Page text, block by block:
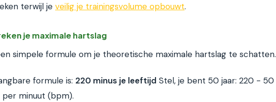
terwijl je veilig je trainingsvolume opbouwt.
je maximale hartslag
simpele formule om je theoretische maximale hartslag te schatten.
formule is: 220 minus je leeftijd Stel, je bent 50 jaar: 220 - 50
per minuut (bpm).